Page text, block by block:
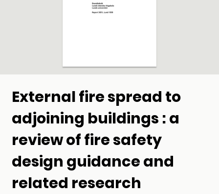
External fire spread to
adjoining buildings : a
review of fire safety
design guidance and
related research